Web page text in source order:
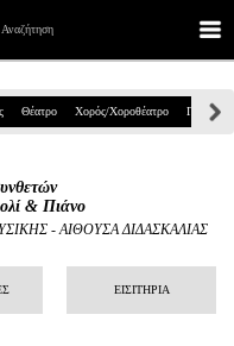
Αναζήτηση
Θέατρο Χορός/Χοροθέατρο Παιδικά
& Πιάνο
-ΑΙΘΟΥΣΑ ΔΙΔΑΣΚΑΛΙΑΣ
ΕΙΣΙΤΗΡΙΑ